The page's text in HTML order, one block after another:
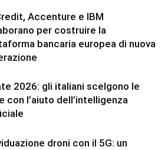
Accenture e IBM
per costruire la
bancaria europea di nuova
2026: gli italiani scelgono le
con l’aiuto dell’intelligenza
droni con il 5G: un